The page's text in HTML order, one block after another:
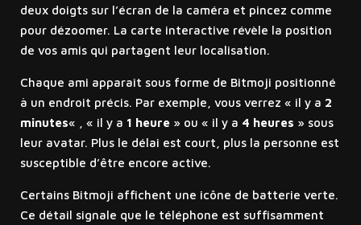
deux doigts sur l’écran de la caméra et pincez comme
pour dézoomer. La carte interactive révèle la position
de vos amis qui partagent leur localisation.
Chaque ami apparaît sous forme de Bitmoji positionné
à un endroit précis. Par exemple, vous verrez « il y a 2
minutes« , « il y a 1 heure» ou « il y a 4 heures » sous
leur avatar. Plus le délai est court, plus la personne est
susceptible d’être encore active.
Certains Bitmoji affichent une icône de batterie verte.
Ce détail signale que le téléphone est suffisamment